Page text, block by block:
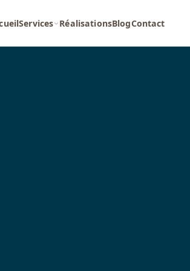
Services RéalisationsBlogContact